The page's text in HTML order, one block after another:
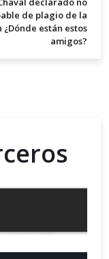
de plagio de la
¿Dónde están estos
amigos?